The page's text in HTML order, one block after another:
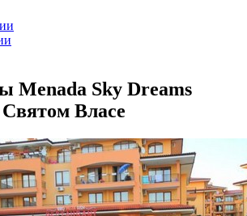
Menada Sky Dreams
Власе